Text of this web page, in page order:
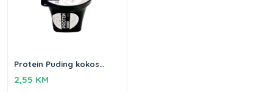
Protein Puding kokos
2,55 KM